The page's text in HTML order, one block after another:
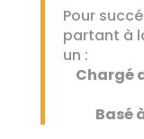
Pour
partant à
un :
Chargé
Basé